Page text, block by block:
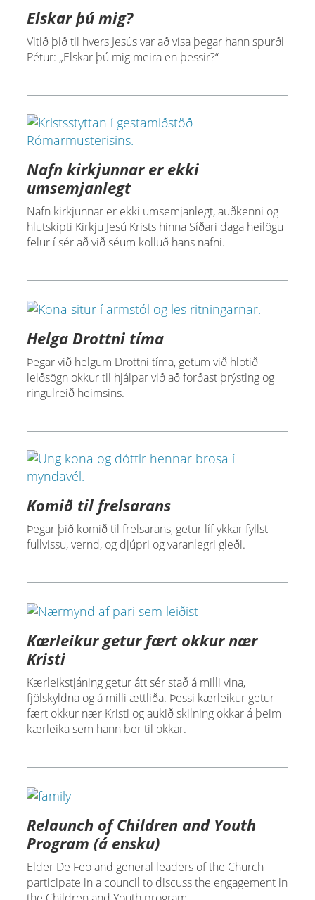
Elskar þú mig?
Vitið þið til hvers Jesús var að vísa þegar hann spurði
Pétur: „Elskar þú mig meira en þessir?“
Nafn kirkjunnar er ekki
umsemjanlegt
Nafn kirkjunnar er ekki umsemjanlegt, auðkenni og
hlutskipti Kirkju Jesú Krists hinna Síðari daga heilögu
felur í sér að við séum kölluð hans nafni.
Helga Drottni tíma
Þegar við helgum Drottni tíma, getum við hlotið
leiðsögn okkur til hjálpar við að forðast þrýsting og
ringulreið heimsins.
Komið til frelsarans
Þegar þið komið til frelsarans, getur líf ykkar fyllst
fullvissu, vernd, og djúpri og varanlegri gleði.
Kærleikur getur fært okkur nær
Kristi
Kærleikstjáning getur átt sér stað á milli vina,
fjölskyldna og á milli ættliða. Þessi kærleikur getur
fært okkur nær Kristi og aukið skilning okkar á þeim
kærleika sem hann ber til okkar.
Relaunch of Children and Youth
Program (á ensku)
Elder De Feo and general leaders of the Church
participate in a council to discuss the engagement in